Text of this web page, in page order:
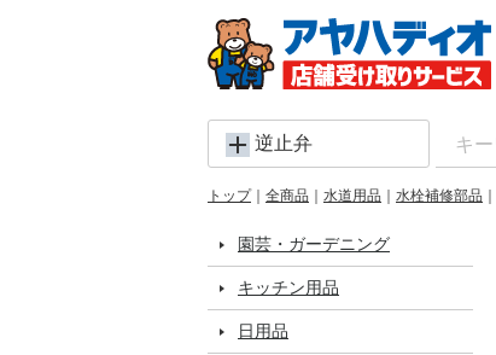
逆止弁
トップ 全商品 水道用品 水栓補修部品
園芸・ガーデニング
キッチン用品
日用品